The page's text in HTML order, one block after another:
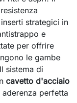
strategici in
e
per offrire
le gambe
sistema di
cavetto d'acciaio
perfetta